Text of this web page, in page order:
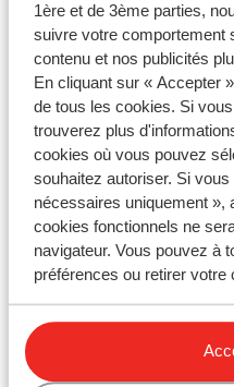
1ère et de 3ème parties,
suivre votre comportement
contenu et nos publicités
En cliquant sur « Accepter
de tous les cookies. Si
trouverez plus
cookies où vous pouvez
souhaitez autoriser. Si
nécessaires uniquement »,
cookies fonctionnels ne
navigateur. Vous pouvez à
préférences ou retirer votre
Envoyez-nous un
+33184886101
. Vous
numéro, mais les délais
Les heures d'ouverture:
Du lundi au vendredi : de
Le samedi : de 10:00 à
Dimanche: fermé
Consulter nos heures
Posez votre